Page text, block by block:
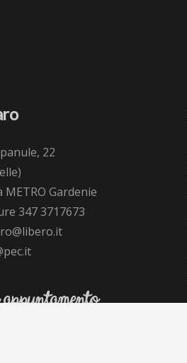
22
Gardenie
347 3717673